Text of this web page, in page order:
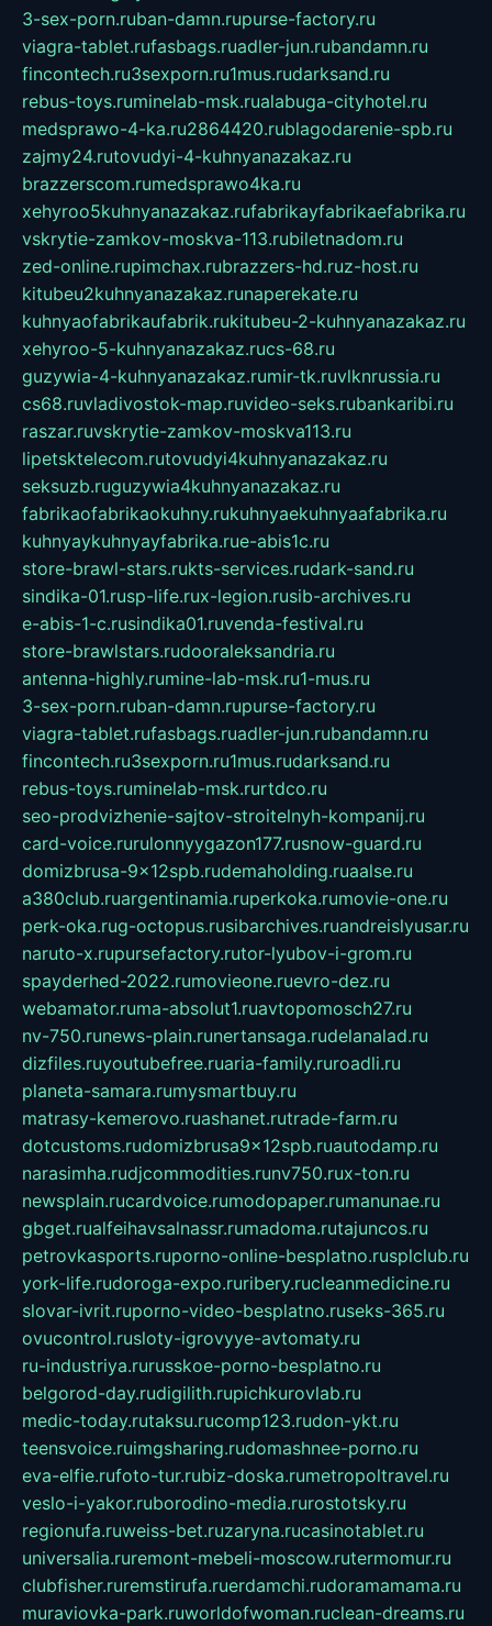
3-sex-porn.ruban-damn.rupurse-factory.ru
viagra-tablet.rufasbags.ruadler-jun.rubandamn.ru
fincontech.ru3sexporn.ru1mus.rudarksand.ru
rebus-toys.ruminelab-msk.rualabuga-cityhotel.ru
medsprawo-4-ka.ru2864420.rublagodarenie-spb.ru
zajmy24.rutovudyi-4-kuhnyanazakaz.ru
brazzerscom.rumedsprawo4ka.ru
xehyroo5kuhnyanazakaz.rufabrikayfabrikaefabrika.ru
vskrytie-zamkov-moskva-113.rubiletnadom.ru
zed-online.rupimchax.rubrazzers-hd.ruz-host.ru
kitubeu2kuhnyanazakaz.runaperekate.ru
kuhnyaofabrikaufabrik.rukitubeu-2-kuhnyanazakaz.ru
xehyroo-5-kuhnyanazakaz.rucs-68.ru
guzywia-4-kuhnyanazakaz.rumir-tk.ruvlknrussia.ru
cs68.ruvladivostok-map.ruvideo-seks.rubankaribi.ru
raszar.ruvskrytie-zamkov-moskva113.ru
lipetsktelecom.rutovudyi4kuhnyanazakaz.ru
seksuzb.ruguzywia4kuhnyanazakaz.ru
fabrikaofabrikaokuhny.rukuhnyaekuhnyaafabrika.ru
kuhnyaykuhnyayfabrika.rue-abis1c.ru
store-brawl-stars.rukts-services.rudark-sand.ru
sindika-01.rusp-life.rux-legion.rusib-archives.ru
e-abis-1-c.rusindika01.ruvenda-festival.ru
store-brawlstars.rudooraleksandria.ru
antenna-highly.rumine-lab-msk.ru1-mus.ru
3-sex-porn.ruban-damn.rupurse-factory.ru
viagra-tablet.rufasbags.ruadler-jun.rubandamn.ru
fincontech.ru3sexporn.ru1mus.rudarksand.ru
rebus-toys.ruminelab-msk.rurtdco.ru
seo-prodvizhenie-sajtov-stroitelnyh-kompanij.ru
card-voice.rurulonnyygazon177.rusnow-guard.ru
domizbrusa-9x12spb.rudemaholding.ruaalse.ru
a380club.ruargentinamia.ruperkoka.rumovie-one.ru
perk-oka.rug-octopus.rusibarchives.ruandreislyusar.ru
naruto-x.rupursefactory.rutor-lyubov-i-grom.ru
spayderhed-2022.rumovieone.ruevro-dez.ru
webamator.ruma-absolut1.ruavtopomosch27.ru
nv-750.runews-plain.runertansaga.rudelanalad.ru
dizfiles.ruyoutubefree.ruaria-family.ruroadli.ru
planeta-samara.rumysmartbuy.ru
matrasy-kemerovo.ruashanet.rutrade-farm.ru
dotcustoms.rudomizbrusa9x12spb.ruautodamp.ru
narasimha.rudjcommodities.runv750.rux-ton.ru
newsplain.rucardvoice.rumodopaper.rumanunae.ru
gbget.rualfeihavsalnassr.rumadoma.rutajuncos.ru
petrovkasports.ruporno-online-besplatno.rusplclub.ru
york-life.rudoroga-expo.ruribery.rucleanmedicine.ru
slovar-ivrit.ruporno-video-besplatno.ruseks-365.ru
ovucontrol.rusloty-igrovyye-avtomaty.ru
ru-industriya.rurusskoe-porno-besplatno.ru
belgorod-day.rudigilith.rupichkurovlab.ru
medic-today.rutaksu.rucomp123.rudon-ykt.ru
teensvoice.ruimgsharing.rudomashnee-porno.ru
eva-elfie.rufoto-tur.rubiz-doska.rumetropoltravel.ru
veslo-i-yakor.ruborodino-media.rurostotsky.ru
regionufa.ruweiss-bet.ruzaryna.rucasinotablet.ru
universalia.ruremont-mebeli-moscow.rutermomur.ru
clubfisher.ruremstirufa.ruerdamchi.rudoramamama.ru
muraviovka-park.ruworldofwoman.ruclean-dreams.ru